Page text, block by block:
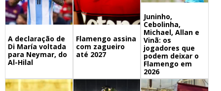
A declaração de
Di María voltada
para Neymar, do
Al-Hilal
Flamengo assina
com zagueiro
até 2027
Juninho,
Cebolinha,
Michael, Allan e
Vinã: os
jogadores que
podem deixar o
Flamengo em
2026